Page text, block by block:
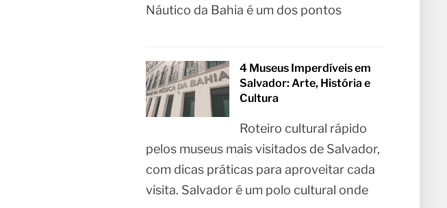
Náutico da Bahia é um dos pontos
4 Museus Imperdíveis em
Salvador: Arte, História e
Cultura
Roteiro cultural rápido
pelos museus mais visitados de Salvador,
com dicas práticas para aproveitar cada
visita. Salvador é um polo cultural onde